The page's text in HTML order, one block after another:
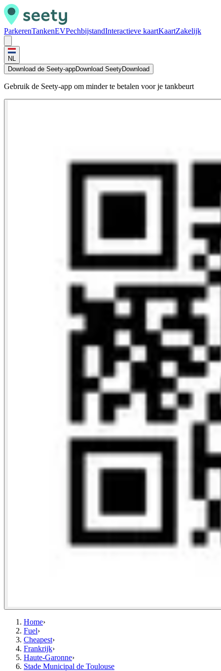
ParkerenTankenEVPechbijstandInteractieve kaartKaartZakelijk
NL
Download de Seety-appDownload SeetyDownload
Gebruik de Seety-app om minder te betalen voor je tankbeurt
Home›
Fuel›
Cheapest›
Frankrijk›
Haute-Garonne›
Stade Municipal de Toulouse